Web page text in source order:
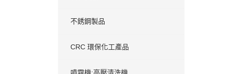
不銹鋼製品
CRC 環保化工產品